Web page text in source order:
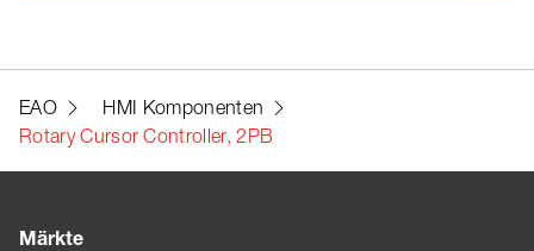
EAO
HMI Komponenten
Rotary Cursor Controller, 2PB
Märkte